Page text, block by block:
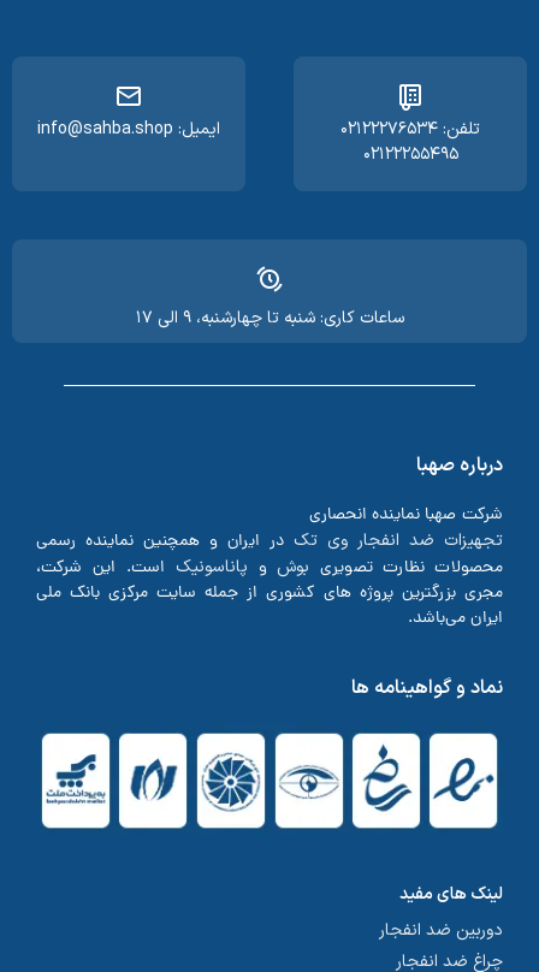
تلفن: ۰۲۱۲۲۲۷۶۵۳۴
۰۲۱۲۲۲۵۵۴۹۵
ایمیل: info@sahba.shop
ساعات کاری: شنبه تا چهارشنبه، ۹ الی ۱۷
درباره صهبا
شرکت صهبا نماینده انحصاری
تجهیزات ضد انفجار وی تک در ایران و همچنین نماینده رسمی
محصولات نظارت تصویری بوش و پاناسونیک است. این شرکت،
مجری بزرگترین پروژه های کشوری از جمله سایت مرکزی بانک ملی
ایران می‌باشد.
نماد و گواهینامه ها
لینک های مفید
دوربین ضد انفجار
چراغ ضد انفجار